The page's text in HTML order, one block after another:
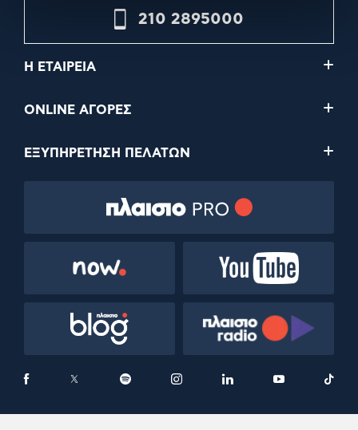
210 2895000
Η ΕΤΑΙΡΕΙΑ
ONLINE ΑΓΟΡΕΣ
ΕΞΥΠΗΡΕΤΗΣΗ ΠΕΛΑΤΩΝ